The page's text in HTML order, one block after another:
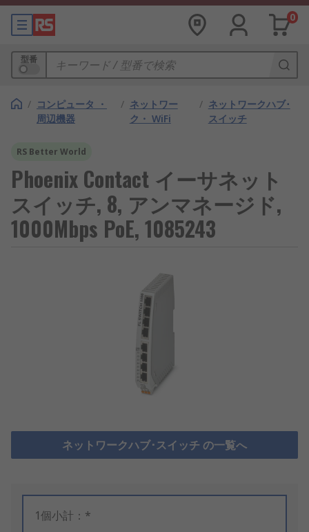
0
型番
/ コンピュータ ・
周辺機器
/ ネットワー
ク・ WiFi
/ ネットワークハブ･
スイッチ
RS Better World
Phoenix Contact イーサネット
スイッチ, 8, アンマネージド,
1000Mbps PoE, 1085243
ネットワークハブ･スイッチ の一覧へ
1個小計：*